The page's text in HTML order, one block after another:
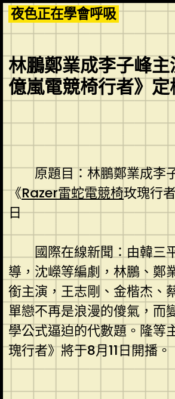
Skip
to
content
夜色正在學會呼吸
林鵬鄭業成李子峰主
億嵐電競椅行者》定
原題目：林鵬鄭業成李
《Razer雷蛇電競椅玫瑰行
日
國際在線新聞：由韓三
導，沈嶸等編劇，林鵬、鄭
銜主演，王志剛、金楷杰、
單戀不再是浪漫的傻氣，而
學公式逼迫的代數題。隆等
瑰行者》將于8月11日開播。